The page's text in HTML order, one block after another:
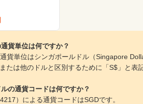
貨単位は何ですか？
貨単位はシンガポールドル（Singapore
たは他のドルと区別するために「S$」と表
の通貨コードは何ですか？
）による通貨コードはSGDです。